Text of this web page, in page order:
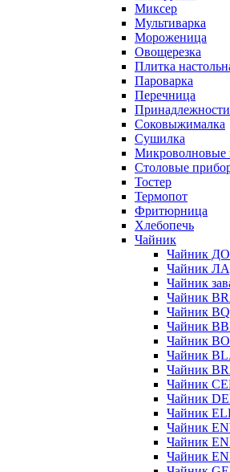
Миксер
Мультиварка
Мороженица
Овощерезка
Плитка
Пароварка
Перечница
Соковыжималка
Сушилка
Столовые
Тостер
Термопот
Фритюрница
Хлебопечь
Чайник
Чайник
Чайник
Чайник
Чайник
Чайник BQ
Чайник
Чайник
Чайник
Чайник
Чайник
Чайник
Чайник
Чайник
Чайник
Чайник